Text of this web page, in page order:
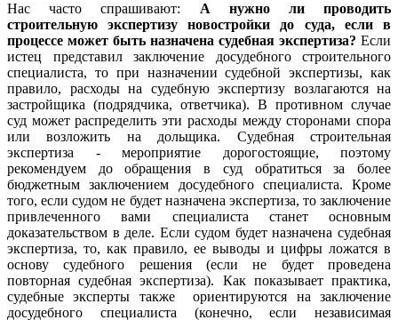
Нас часто спрашивают: А нужно ли проводить
строительную экспертизу новостройки до суда, если в
процессе может быть назначена судебная экспертиза? Если
истец представил заключение досудебного строительного
специалиста, то при назначении судебной экспертизы, как
правило, расходы на судебную экспертизу возлагаются на
застройщика (подрядчика, ответчика). В противном случае
суд может распределить эти расходы между сторонами спора
или возложить на дольщика. Судебная строительная
экспертиза - мероприятие дорогостоящие, поэтому
рекомендуем до обращения в суд обратиться за более
бюджетным заключением досудебного специалиста. Кроме
того, если судом не будет назначена экспертиза, то заключение
привлеченного вами специалиста станет основным
доказательством в деле. Если судом будет назначена судебная
экспертиза, то, как правило, ее выводы и цифры ложатся в
основу судебного решения (если не будет проведена
повторная судебная экспертиза). Как показывает практика,
судебные эксперты также ориентируются на заключение
досудебного специалиста (конечно, если независимая